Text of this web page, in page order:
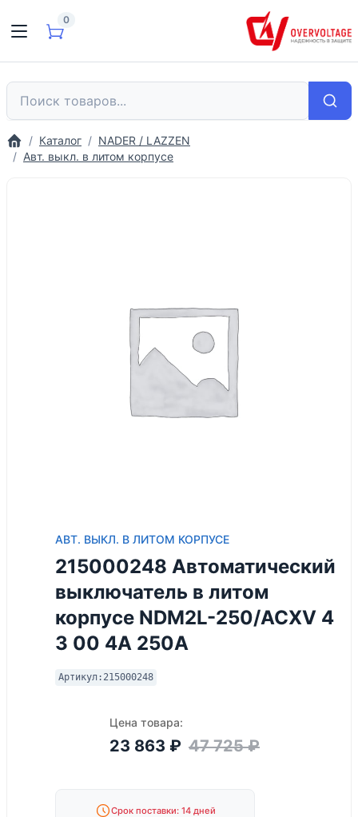
0
Каталог
NADER / LAZZEN
Авт. выкл. в литом корпусе
АВТ. ВЫКЛ. В ЛИТОМ КОРПУСЕ
215000248 Автоматический
выключатель в литом
корпусе NDM2L-250/ACXV 4
3 00 4A 250A
Артикул: 215000248
Цена товара:
23 863 ₽ 47 725₽
Срок поставки: 14 дней